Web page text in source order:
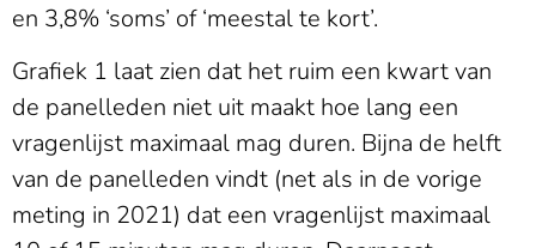
en 3,8% ‘soms’ of ‘meestal te kort’.
Grafiek 1 laat zien dat het ruim een kwart van
de panelleden niet uit maakt hoe lang een
vragenlijst maximaal mag duren. Bijna de helft
van de panelleden vindt (net als in de vorige
meting in 2021) dat een vragenlijst maximaal